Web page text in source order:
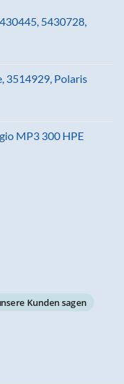
5430728,
3514929, Polaris
MP3 300 HPE
Kunden sagen